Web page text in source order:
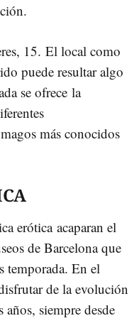
15. El local como
puede resultar algo
se ofrece la
más conocidos
erótica acaparan el
de Barcelona que
temporada. En el
de la evolución
años, siempre desde